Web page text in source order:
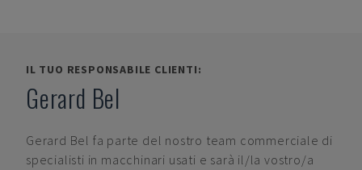
IL TUO RESPONSABILE CLIENTI:
Gerard Bel
Gerard Bel fa parte del nostro team commerciale di
specialisti in macchinari usati e sarà il/la vostro/a